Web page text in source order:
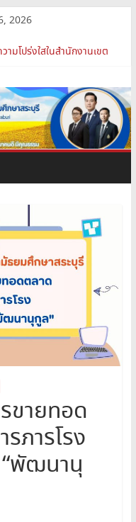
2026
ษา ตำแหน่งศึกษานิเทศก์
ร.สบว.
Team สู่เส้นทางความ
ระเทศ ครั้งที่ 2/2569 “All
ขายทอด
ภารโรง
“พัฒนานุ